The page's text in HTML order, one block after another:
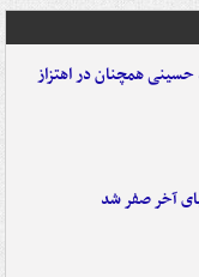
حسینی همچنان در اهتزاز
آخر صفر شد